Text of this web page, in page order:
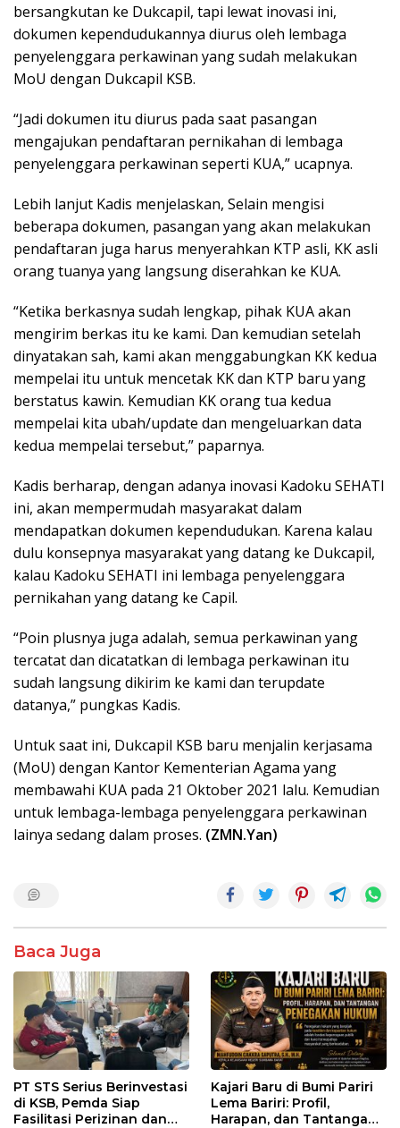
bersangkutan ke Dukcapil, tapi lewat inovasi ini,
dokumen kependudukannya diurus oleh lembaga
penyelenggara perkawinan yang sudah melakukan
MoU dengan Dukcapil KSB.
“Jadi dokumen itu diurus pada saat pasangan
mengajukan pendaftaran pernikahan di lembaga
penyelenggara perkawinan seperti KUA,” ucapnya.
Lebih lanjut Kadis menjelaskan, Selain mengisi
beberapa dokumen, pasangan yang akan melakukan
pendaftaran juga harus menyerahkan KTP asli, KK asli
orang tuanya yang langsung diserahkan ke KUA.
“Ketika berkasnya sudah lengkap, pihak KUA akan
mengirim berkas itu ke kami. Dan kemudian setelah
dinyatakan sah, kami akan menggabungkan KK kedua
mempelai itu untuk mencetak KK dan KTP baru yang
berstatus kawin. Kemudian KK orang tua kedua
mempelai kita ubah/update dan mengeluarkan data
kedua mempelai tersebut,” paparnya.
Kadis berharap, dengan adanya inovasi Kadoku SEHATI
ini, akan mempermudah masyarakat dalam
mendapatkan dokumen kependudukan. Karena kalau
dulu konsepnya masyarakat yang datang ke Dukcapil,
kalau Kadoku SEHATI ini lembaga penyelenggara
pernikahan yang datang ke Capil.
“Poin plusnya juga adalah, semua perkawinan yang
tercatat dan dicatatkan di lembaga perkawinan itu
sudah langsung dikirim ke kami dan terupdate
datanya,” pungkas Kadis.
Untuk saat ini, Dukcapil KSB baru menjalin kerjasama
(MoU) dengan Kantor Kementerian Agama yang
membawahi KUA pada 21 Oktober 2021 lalu. Kemudian
untuk lembaga-lembaga penyelenggara perkawinan
lainya sedang dalam proses. (ZMN.Yan)
Baca Juga
PT STS Serius Berinvestasi
di KSB, Pemda Siap
Fasilitasi Perizinan dan
Kajari Baru di Bumi Pariri
Lema Bariri: Profil,
Harapan, dan Tantangan